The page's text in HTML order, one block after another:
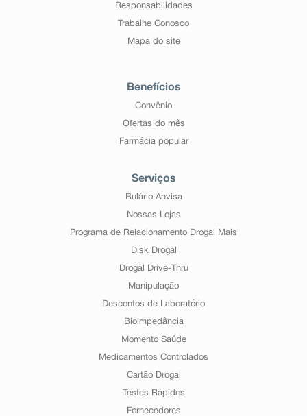
Responsabilidades
Trabalhe Conosco
Mapa do site
Benefícios
Convênio
Ofertas do mês
Farmácia popular
Serviços
Bulário Anvisa
Nossas Lojas
Programa de Relacionamento Drogal Mais
Disk Drogal
Drogal Drive-Thru
Manipulação
Descontos de Laboratório
Bioimpedância
Momento Saúde
Medicamentos Controlados
Cartão Drogal
Testes Rápidos
Fornecedores